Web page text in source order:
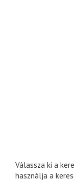
Válassza ki a
használja a